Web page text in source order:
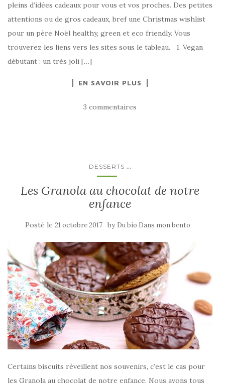
pleins d’idées cadeaux pour vous et vos proches. Des petites
attentions ou de gros cadeaux, bref une Christmas wishlist
pour un père Noël healthy, green et eco friendly. Vous
trouverez les liens vers les sites sous le tableau. 1. Vegan
débutant : un très joli […]
EN SAVOIR PLUS
3 commentaires
DESSERTS ...
Les Granola au chocolat de notre
enfance
Posté le 21 octobre 2017 by Du bio Dans mon bento
Certains biscuits réveillent nos souvenirs, c’est le cas pour
les Granola au chocolat de notre enfance. Nous avons tous